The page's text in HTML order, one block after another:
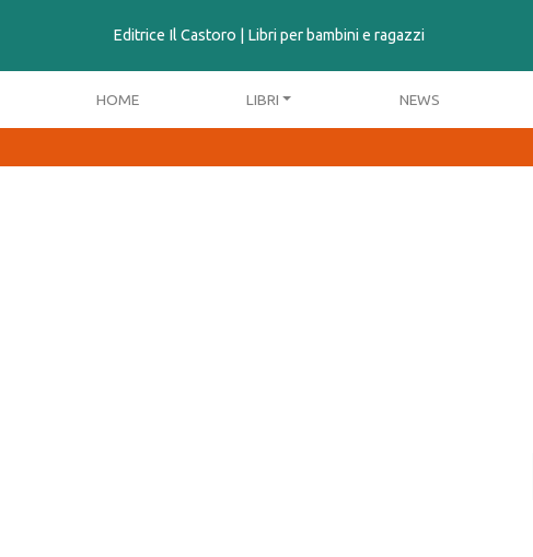
Editrice Il Castoro | Libri per bambini e ragazzi
HOME LIBRI NEWS